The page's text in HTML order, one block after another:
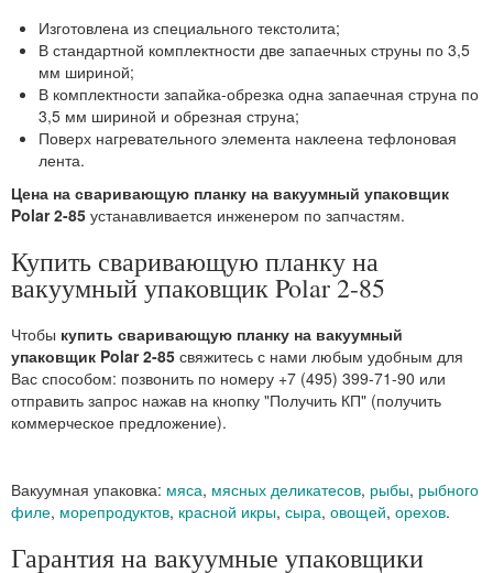
Изготовлена из специального текстолита;
В стандартной комплектности две запаечных струны по 3,5
мм шириной;
В комплектности запайка-обрезка одна запаечная струна по
3,5 мм шириной и обрезная струна;
Поверх нагревательного элемента наклеена тефлоновая
лента.
Цена на сваривающую планку на вакуумный упаковщик
Polar 2-85 устанавливается инженером по запчастям.
Купить сваривающую планку на
вакуумный упаковщик Polar 2-85
Чтобы купить сваривающую планку на вакуумный
упаковщик Polar 2-85 свяжитесь с нами любым удобным для
Вас способом: позвонить по номеру +7 (495) 399-71-90 или
отправить запрос нажав на кнопку "Получить КП" (получить
коммерческое предложение).
Вакуумная упаковка: мяса, мясных деликатесов, рыбы, рыбного
филе, морепродуктов, красной икры, сыра, овощей, орехов.
Гарантия на вакуумные упаковщики